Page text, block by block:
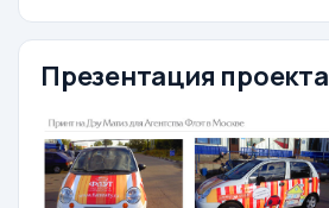
Презентация проекта